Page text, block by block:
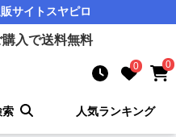
サイト スヤピロ
入で送料無料
0 0
索 人気ランキング